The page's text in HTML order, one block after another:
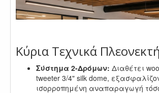
Κύρια Τεχνικά
Σύστημα 2-Δρόμων: Διαθέτει
tweeter 3/4" silk dome,
ισορροπημένη αναπαραγωγή